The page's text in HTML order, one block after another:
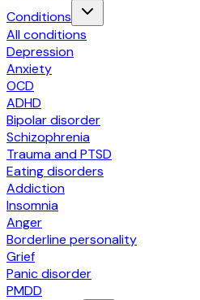
Conditions
All conditions
Depression
Anxiety
OCD
ADHD
Bipolar disorder
Schizophrenia
Trauma and PTSD
Eating disorders
Addiction
Insomnia
Anger
Borderline personality
Grief
Panic disorder
PMDD